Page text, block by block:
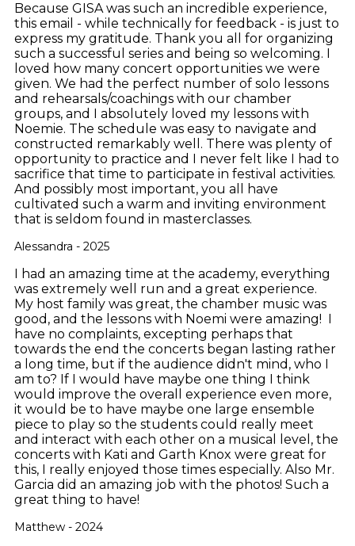
Because GISA was such an incredible experience,
this email - while technically for feedback - is just to
express my gratitude. Thank you all for organizing
such a successful series and being so welcoming. I
loved how many concert opportunities we were
given. We had the perfect number of solo lessons
and rehearsals/coachings with our chamber
groups, and I absolutely loved my lessons with
Noemie. The schedule was easy to navigate and
constructed remarkably well. There was plenty of
opportunity to practice and I never felt like I had to
sacrifice that time to participate in festival activities.
And possibly most important, you all have
cultivated such a warm and inviting environment
that is seldom found in masterclasses.
Alessandra - 2025
I had an amazing time at the academy, everything
was extremely well run and a great experience.
My host family was great, the chamber music was
good, and the lessons with Noemi were amazing! I
have no complaints, excepting perhaps that
towards the end the concerts began lasting rather
a long time, but if the audience didn't mind, who I
am to? If I would have maybe one thing I think
would improve the overall experience even more,
it would be to have maybe one large ensemble
piece to play so the students could really meet
and interact with each other on a musical level, the
concerts with Kati and Garth Knox were great for
this, I really enjoyed those times especially. Also Mr.
Garcia did an amazing job with the photos! Such a
great thing to have!
Matthew - 2024